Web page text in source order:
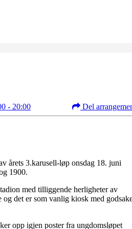
- 20:00 Del
årets 3.karusell-løp onsdag 18. juni
1900.
med tilliggende herligheter av
og det er som vanlig kiosk med
opp igjen poster fra ungdomsløpet